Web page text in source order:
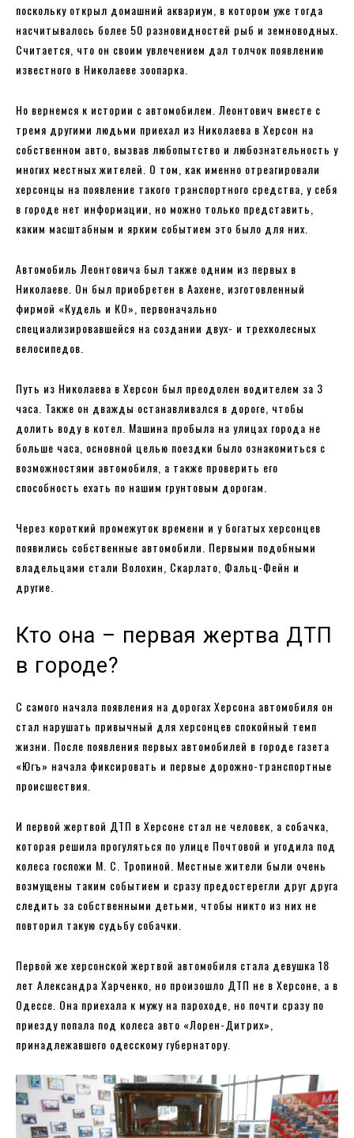
поскольку открыл домашний аквариум, в котором уже тогда
насчитывалось более 50 разновидностей рыб и земноводных.
Считается, что он своим увлечением дал толчок появлению
известного в Николаеве зоопарка.
Но вернемся к истории с автомобилем. Леонтович вместе с
тремя другими людьми приехал из Николаева в Херсон на
собственном авто, вызвав любопытство и любознательность у
многих местных жителей. О том, как именно отреагировали
херсонцы на появление такого транспортного средства, у себя
в городе нет информации, но можно только представить,
каким масштабным и ярким событием это было для них.
Автомобиль Леонтовича был также одним из первых в
Николаеве. Он был приобретен в Аахене, изготовленный
фирмой «Кудель и КО», первоначально
специализировавшейся на создании двух- и трехколесных
велосипедов.
Путь из Николаева в Херсон был преодолен водителем за 3
часа. Также он дважды останавливался в дороге, чтобы
долить воду в котел. Машина пробыла на улицах города не
больше часа, основной целью поездки было ознакомиться с
возможностями автомобиля, а также проверить его
способность ехать по нашим грунтовым дорогам.
Через короткий промежуток времени и у богатых херсонцев
появились собственные автомобили. Первыми подобными
владельцами стали Волохин, Скарлато, Фальц-Фейн и
другие.
Кто она – первая жертва ДТП
в городе?
С самого начала появления на дорогах Херсона автомобиля он
стал нарушать привычный для херсонцев спокойный темп
жизни. После появления первых автомобилей в городе газета
«Югъ» начала фиксировать и первые дорожно-транспортные
происшествия.
И первой жертвой ДТП в Херсоне стал не человек, а собачка,
которая решила прогуляться по улице Почтовой и угодила под
колеса госпожи М. С. Тропиной. Местные жители были очень
возмущены таким событием и сразу предостерегли друг друга
следить за собственными детьми, чтобы никто из них не
повторил такую ​​судьбу собачки.
Первой же херсонской жертвой автомобиля стала девушка 18
лет Александра Харченко, но произошло ДТП не в Херсоне, а в
Одессе. Она приехала к мужу на пароходе, но почти сразу по
приезду попала под колеса авто «Лорен-Дитрих»,
принадлежавшего одесскому губернатору.